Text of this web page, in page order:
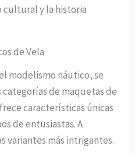
y la historia
de Vela
modelismo náutico, se
de maquetas de
características únicas
de entusiastas. A
variantes más intrigantes.